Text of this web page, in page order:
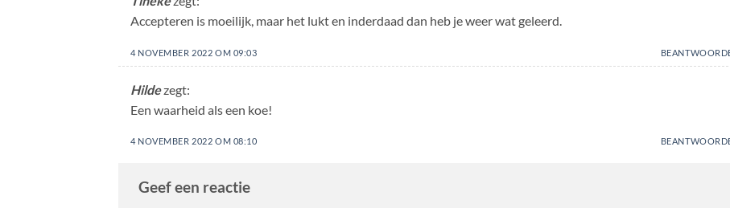
Accepteren is moeilijk, maar het lukt en inderdaad dan heb je weer wat geleerd.
4 NOVEMBER 2022 OM 09:03
Hildezegt:
Een waarheid als een koe!
4 NOVEMBER 2022 OM 08:10
Geef een reactie